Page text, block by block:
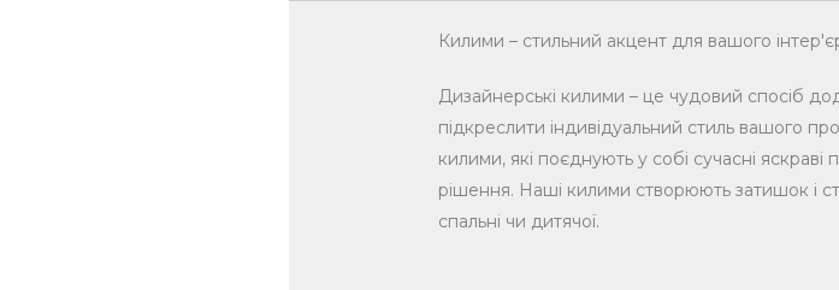
Килими – стильний акцент для вашого
Дизайнерські килими – це чудовий спосіб
підкреслити індивідуальний стиль вашого
килими, які поєднують у собі сучасні яскраві
рішення. Наші килими створюють затишок і
спальні чи дитячої.
Ми пропонуємо килимки із зображенням